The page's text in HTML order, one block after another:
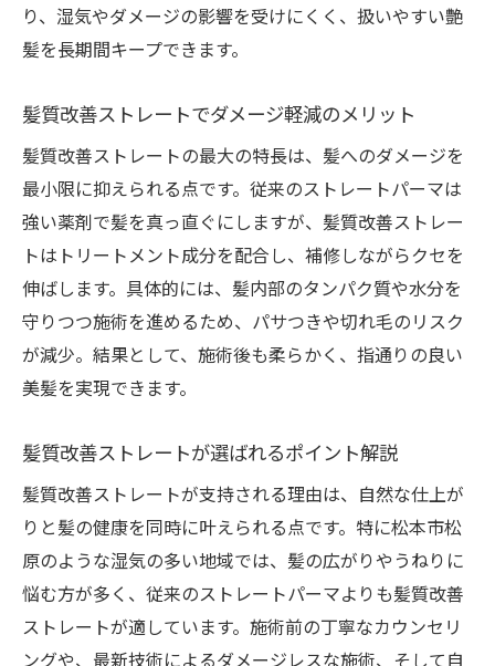
り、湿気やダメージの影響を受けにくく、扱いやすい艶
髪を長期間キープできます。
髪質改善ストレートでダメージ軽減のメリット
髪質改善ストレートの最大の特長は、髪へのダメージを
最小限に抑えられる点です。従来のストレートパーマは
強い薬剤で髪を真っ直ぐにしますが、髪質改善ストレー
トはトリートメント成分を配合し、補修しながらクセを
伸ばします。具体的には、髪内部のタンパク質や水分を
守りつつ施術を進めるため、パサつきや切れ毛のリスク
が減少。結果として、施術後も柔らかく、指通りの良い
美髪を実現できます。
髪質改善ストレートが選ばれるポイント解説
髪質改善ストレートが支持される理由は、自然な仕上が
りと髪の健康を同時に叶えられる点です。特に松本市松
原のような湿気の多い地域では、髪の広がりやうねりに
悩む方が多く、従来のストレートパーマよりも髪質改善
ストレートが適しています。施術前の丁寧なカウンセリ